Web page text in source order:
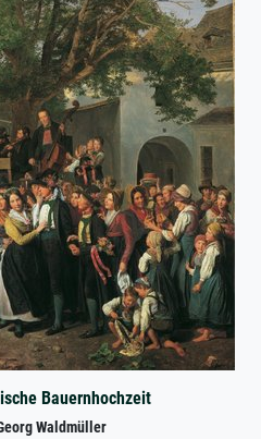
Bauernhochzeit
Waldmüller